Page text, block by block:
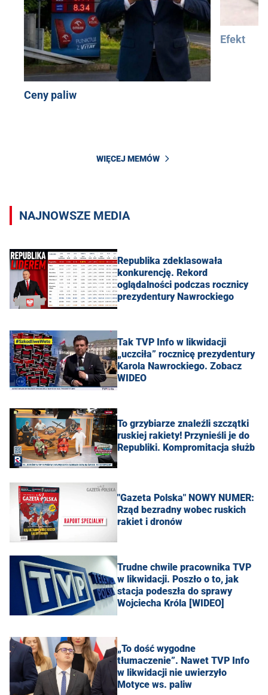
Ceny paliw
Efekt
WIĘCEJ MEMÓW
NAJNOWSZE MEDIA
Republika zdeklasowała
konkurencję. Rekord
oglądalności podczas rocznicy
prezydentury Nawrockiego
Tak TVP Info w likwidacji
„uczciła” rocznicę prezydentury
Karola Nawrockiego. Zobacz
WIDEO
To grzybiarze znaleźli szczątki
ruskiej rakiety! Przynieśli je do
Republiki. Kompromitacja służb
"Gazeta Polska" NOWY NUMER:
Rząd bezradny wobec ruskich
rakiet i dronów
Trudne chwile pracownika TVP
w likwidacji. Poszło o to, jak
stacja podeszła do sprawy
Wojciecha Króla [WIDEO]
„To dość wygodne
tłumaczenie”. Nawet TVP Info
w likwidacji nie uwierzyło
Motyce ws. paliw